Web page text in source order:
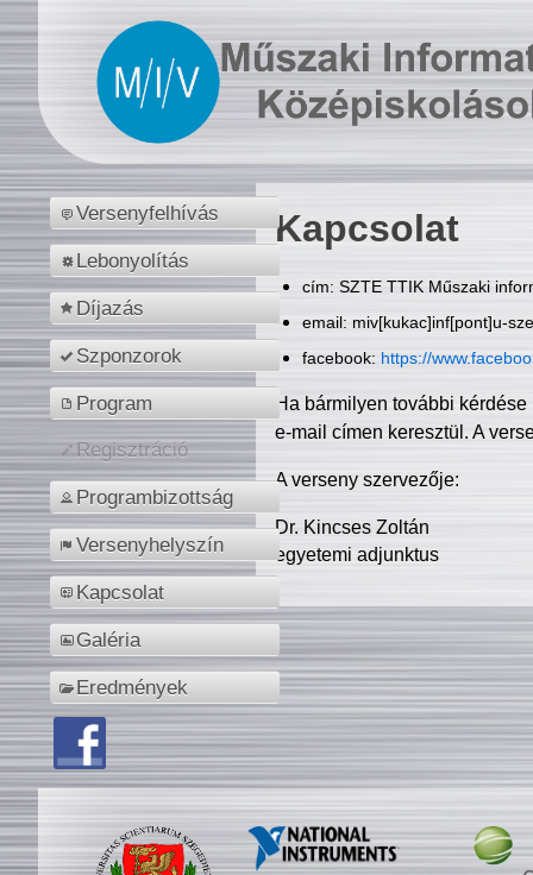
Versenyfelhívás
Lebonyolítás
Díjazás
Szponzorok
Program
Regisztráció
Programbizottság
Versenyhelyszín
Kapcsolat
Galéria
Eredmények
Kapcsolat
cím: SZTE TTIK Műszaki
email: miv[kukac]inf[pont]u-
facebook: https://
Ha bármilyen további
e-mail címen keresztül. A
A verseny szervezője:
Dr. Kincses Zoltán
egyetemi adjunktus